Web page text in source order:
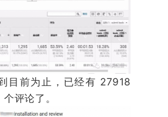
目前为止，已经有 27918
评论了。